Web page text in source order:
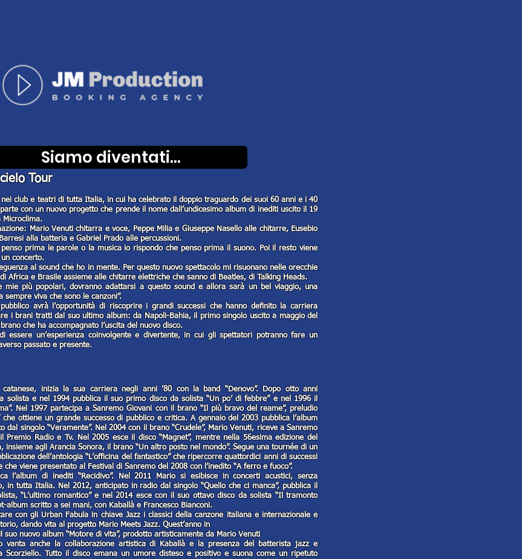
Tour
club e teatri di tutta Italia, in cui ha celebrato il doppio traguardo dei suoi 60 anni e i 40
con un nuovo progetto che prende il nome dall’undicesimo album di inediti uscito il 19
Microclima.
Mario Venuti chitarra e voce, Peppe Milia e Giuseppe Nasello alle chitarre, Eusebio
alla batteria e Gabriel Prado alle percussioni.
penso prima le parole o la musica io rispondo che penso prima il suono. Poi il resto viene
concerto.
al sound che ho in mente. Per questo nuovo spettacolo mi risuonano nelle orecchie
Africa e Brasile assieme alle chitarre elettriche che sanno di Beatles, di Talking Heads.
mie più popolari, dovranno adattarsi a questo sound e allora sarà un bel viaggio, una
sempre viva che sono le canzoni”.
avrà l’opportunità di riscoprire i grandi successi che hanno definito la carriera
i brani tratti dal suo ultimo album: da Napoli-Bahia, il primo singolo uscito a maggio del
che ha accompagnato l’uscita del nuovo disco.
essere un’esperienza coinvolgente e divertente, in cui gli spettatori potranno fare un
passato e presente.
inizia la sua carriera negli anni ’80 con la band “Denovo”. Dopo otto anni
solista e nel 1994 pubblica il suo primo disco da solista “Un po’ di febbre” e nel 1996 il
Nel 1997 partecipa a Sanremo Giovani con il brano “Il più bravo del reame”, preludio
che ottiene un grande successo di pubblico e critica. A gennaio del 2003 pubblica l’album
dal singolo “Veramente”. Nel 2004 con il brano “Crudele”, Mario Venuti, riceve a Sanremo
Radio e Tv. Nel 2005 esce il disco “Magnet”, mentre nella 56esima edizione del
insieme agli Arancia Sonora, il brano “Un altro posto nel mondo”. Segue una tournée di un
dell’antologia “L’officina del fantastico” che ripercorre quattordici anni di successi
che viene presentato al Festival di Sanremo del 2008 con l’inedito “A ferro e fuoco”.
l’album di inediti “Recidivo”. Nel 2011 Mario si esibisce in concerti acustici, senza
in tutta Italia. Nel 2012, anticipato in radio dal singolo “Quello che ci manca”, pubblica il
“L’ultimo romantico” e nel 2014 esce con il suo ottavo disco da solista “Il tramonto
album scritto a sei mani, con Kaballà e Francesco Bianconi.
con gli Urban Fabula in chiave Jazz i classici della canzone italiana e internazionale e
dando vita al progetto Mario Meets Jazz. Quest’anno in
suo nuovo album “Motore di vita”, prodotto artisticamente da Mario Venuti
vanta anche la collaborazione artistica di Kaballà e la presenza del batterista jazz e
Scorziello. Tutto il disco emana un umore disteso e positivo e suona come un ripetuto
Siamo diventati...